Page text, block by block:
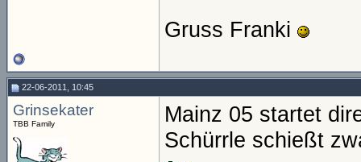
Gruss Franki
22-06-2011, 10:45
Grinsekater
TBB Family
Mainz 05 startet
Schürrle schießt